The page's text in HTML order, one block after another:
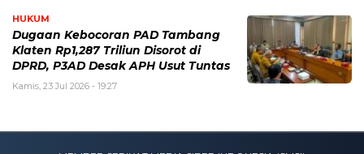
HUKUM
Dugaan Kebocoran PAD Tambang
Klaten Rp1,287 Triliun Disorot di
DPRD, P3AD Desak APH Usut Tuntas
Kamis, 23 Jul 2026 - 19:27